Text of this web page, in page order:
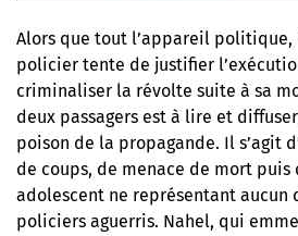
Alors que tout l’appareil
policier tente de justifier
criminaliser la révolte suite à sa
deux passagers est à lire et
poison de la propagande. Il s’agit
de coups, de menace de mort puis
adolescent ne représentant aucun
policiers aguerris. Nahel, qui